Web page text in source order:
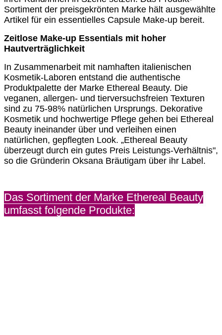
Sortiment der preisgekrönten Marke hält ausgewählte
Artikel für ein essentielles Capsule Make-up bereit.
Zeitlose Make-up Essentials mit hoher
Hautverträglichkeit
In Zusammenarbeit mit namhaften italienischen
Kosmetik-Laboren entstand die authentische
Produktpalette der Marke Ethereal Beauty. Die
veganen, allergen- und tierversuchsfreien Texturen
sind zu 75-98% natürlichen Ursprungs. Dekorative
Kosmetik und hochwertige Pflege gehen bei Ethereal
Beauty ineinander über und verleihen einen
natürlichen, gepflegten Look. „Ethereal Beauty
überzeugt durch ein gutes Preis Leistungs-Verhältnis",
so die Gründerin Oksana Bräutigam über ihr Label.
Das Sortiment der Marke Ethereal Beauty
umfasst folgende Produkte: